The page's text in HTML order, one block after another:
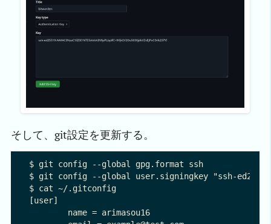
そして、git設定を更新する。
$ git config --global gpg.format ssh
$ git config --global user.signingkey "ssh-ed25519
$ cat ~/.gitconfig
[user]